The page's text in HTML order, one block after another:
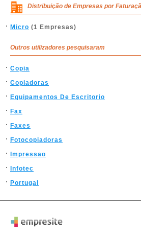
Distribuição de Empresas por
Micro (1 Empresas)
Outros utilizadores pesquisaram
Copia
Copiadoras
Equipamentos De Escritorio
Fax
Faxes
Fotocopiadoras
Impressao
Infotec
Portugal